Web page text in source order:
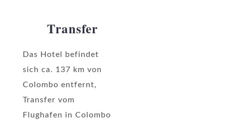
Transfer
Das Hotel befindet
sich ca. 137 km von
Colombo entfernt,
Transfer vom
Flughafen in Colombo